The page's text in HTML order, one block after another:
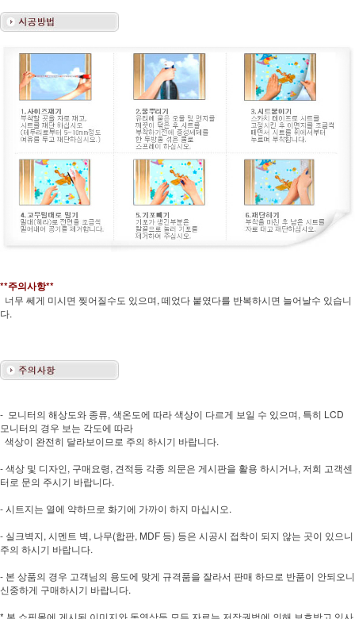
**주의사항**
너무 쎄게 미시면 찢어질수도 있으며, 떼었다 붙였다를 반복하시면 늘어날수 있습니
다.
- 모니터의 해상도와 종류, 색온도에 따라 색상이 다르게 보일 수 있으며, 특히 LCD
모니터의 경우 보는 각도에 따라
색상이 완전히 달라보이므로 주의 하시기 바랍니다.
- 색상 및 디자인, 구매요령, 견적등 각종 의문은 게시판을 활용 하시거나, 저희 고객센
터로 문의 주시기 바랍니다.
- 시트지는 열에 약하므로 화기에 가까이 하지 마십시오.
- 실크벽지, 시멘트 벽, 나무(합판, MDF 등) 등은 시공시 접착이 되지 않는 곳이 있으니
주의 하시기 바랍니다.
- 본 상품의 경우 고객님의 용도에 맞게 규격품을 잘라서 판매 하므로 반품이 안되오니
신중하게 구매하시기 바랍니다.
* 본 쇼핑몰에 게시된 이미지와 동영상등 모든 자료는 저작권법에 의해 보호받고 있사